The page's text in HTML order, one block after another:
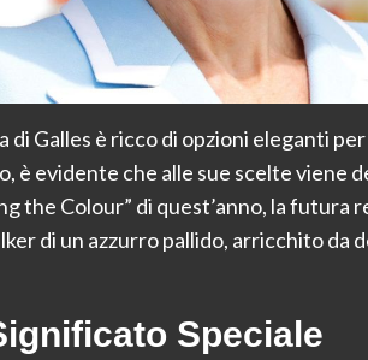
di Galles è ricco di opzioni eleganti
è evidente che alle sue scelte viene
the Colour” di quest’anno, la futura
di un azzurro pallido, arricchito da
Speciale